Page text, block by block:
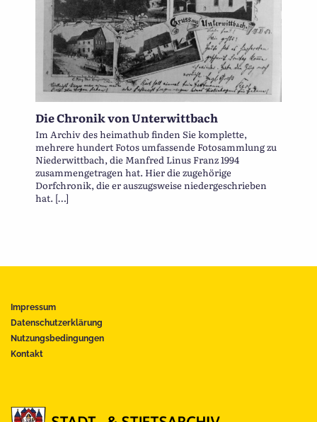
Die Chronik von Unterwittbach
Im Archiv des heimathub finden Sie komplette,
mehrere hundert Fotos umfassende Fotosammlung zu
Niederwittbach, die Manfred Linus Franz 1994
zusammengetragen hat. Hier die zugehörige
Dorfchronik, die er auszugsweise niedergeschrieben
hat. […]
Impressum
Datenschutzerklärung
Nutzungsbedingungen
Kontakt